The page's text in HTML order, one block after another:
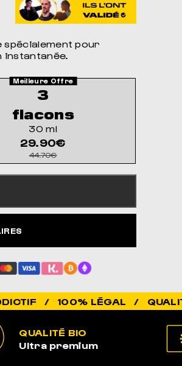
spécialement pour
3
flacons
30 ml
29.90€
44.70€
LÉGAL / QUALITÉ
QUALITÉ BIO
Ultra premium